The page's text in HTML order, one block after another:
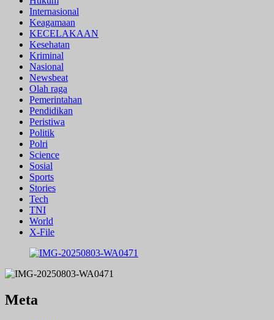
Internasional
Keagamaan
KECELAKAAN
Kesehatan
Kriminal
Nasional
Newsbeat
Olah raga
Pemerintahan
Pendidikan
Peristiwa
Politik
Polri
Science
Sosial
Sports
Stories
Tech
TNI
World
X-File
Meta